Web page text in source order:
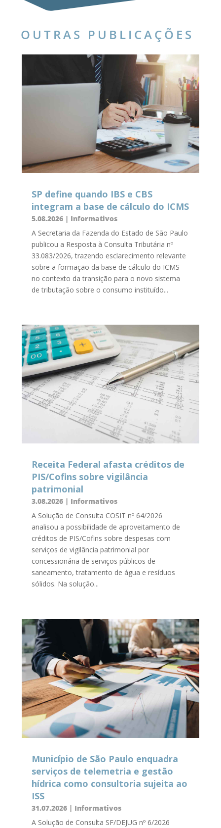
OUTRAS PUBLICAÇÕES
SP define quando IBS e CBS
integram a base de cálculo do ICMS
5.08.2026| Informativos
A Secretaria da Fazenda do Estado de São Paulo
publicou a Resposta à Consulta Tributária nº
33.083/2026, trazendo esclarecimento relevante
sobre a formação da base de cálculo do ICMS
no contexto da transição para o novo sistema
de tributação sobre o consumo instituído...
Receita Federal afasta créditos de
PIS/Cofins sobre vigilância
patrimonial
3.08.2026| Informativos
A Solução de Consulta COSIT nº 64/2026
analisou a possibilidade de aproveitamento de
créditos de PIS/Cofins sobre despesas com
serviços de vigilância patrimonial por
concessionária de serviços públicos de
saneamento, tratamento de água e resíduos
sólidos. Na solução...
Município de São Paulo enquadra
serviços de telemetria e gestão
hídrica como consultoria sujeita ao
ISS
31.07.2026| Informativos
A Solução de Consulta SF/DEJUG nº 6/2026